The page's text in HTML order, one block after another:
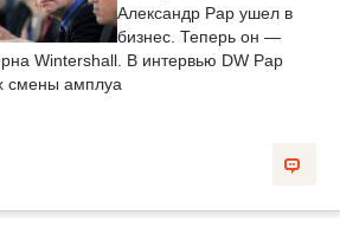
Александр Рар ушел в
бизнес. Теперь он —
Wintershall. В интервью DW Рар
смены амплуа